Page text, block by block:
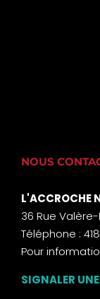
NOUS
L'ACCROCHE
36 Rue Valère-
Téléphone :
Pour
SIGNALER